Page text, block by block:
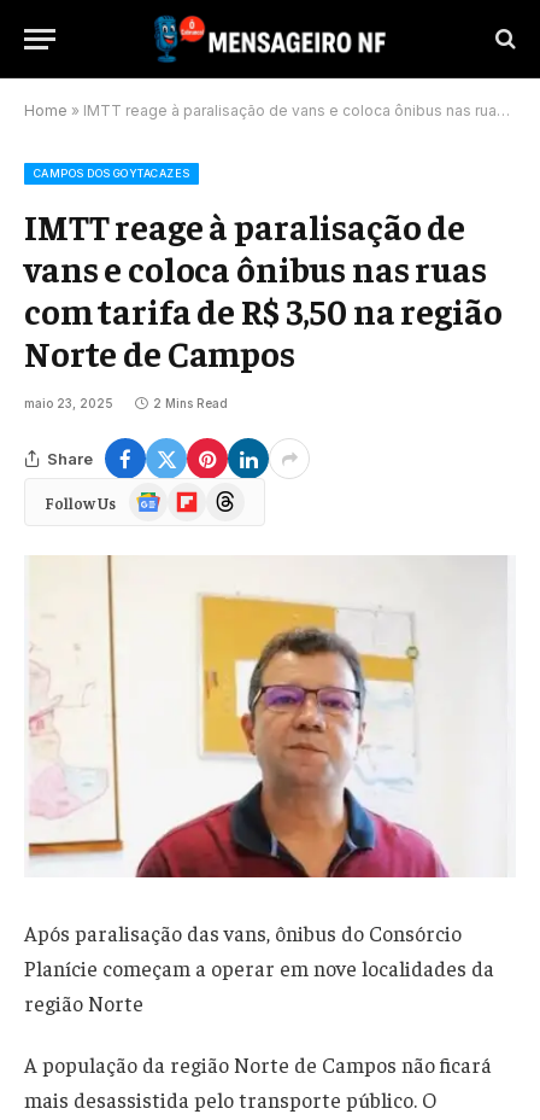
Home » IMTT reage à paralisação de vans e coloca ônibus nas ruas com tarifa de R$ 3,50 na região Norte de Campos
CAMPOS DOS GOYTACAZES
IMTT reage à paralisação de
vans e coloca ônibus nas ruas
com tarifa de R$ 3,50 na região
Norte de Campos
maio 23, 2025 2 Mins Read
Share
Follow Us
Google
News
FlipboardThreads
Após paralisação das vans, ônibus do Consórcio
Planície começam a operar em nove localidades da
região Norte
A população da região Norte de Campos não ficará
mais desassistida pelo transporte público. O